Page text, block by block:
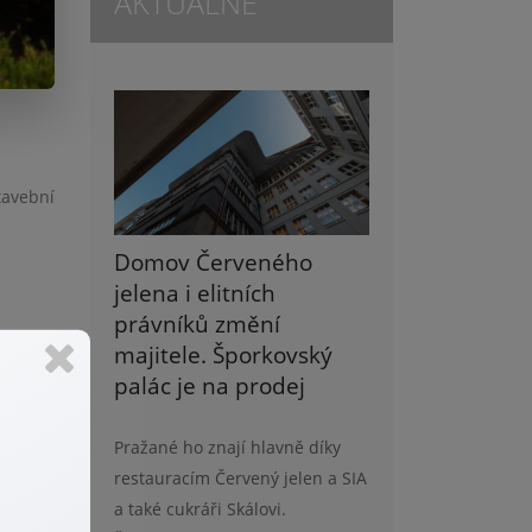
odst.
Domov Červeného
jelena i elitních
právníků změní
majitele. Šporkovský
palác je na prodej
Pražané ho znají hlavně díky
restauracím Červený jelen a SIA
a také cukráři Skálovi.